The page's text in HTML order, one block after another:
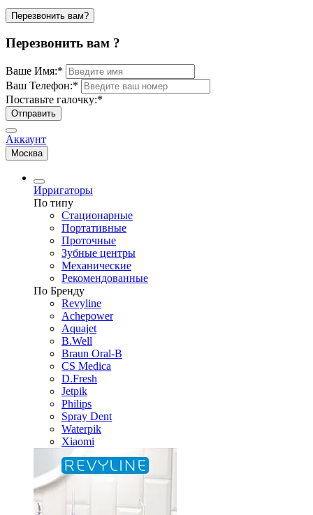
Перезвонить вам?
Перезвонить вам ?
Ваше Имя:*
Ваш Телефон:*
Поставьте галочку:*
Отправить
Аккаунт
Москва
Ирригаторы
По типу
Стационарные
Портативные
Проточные
Зубные центры
Механические
Рекомендованные
По Бренду
Revyline
Achepower
Aquajet
B.Well
Braun Oral-B
CS Medica
D.Fresh
Jetpik
Philips
Spray Dent
Waterpik
Xiaomi